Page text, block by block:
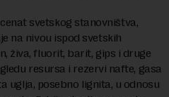
svetskog stanovništva,
na nivou ispod svetskih
živa, fluorit, barit, gips i druge
resursa i rezervi nafte, gasa
uglja, posebno lignita, u odnosu